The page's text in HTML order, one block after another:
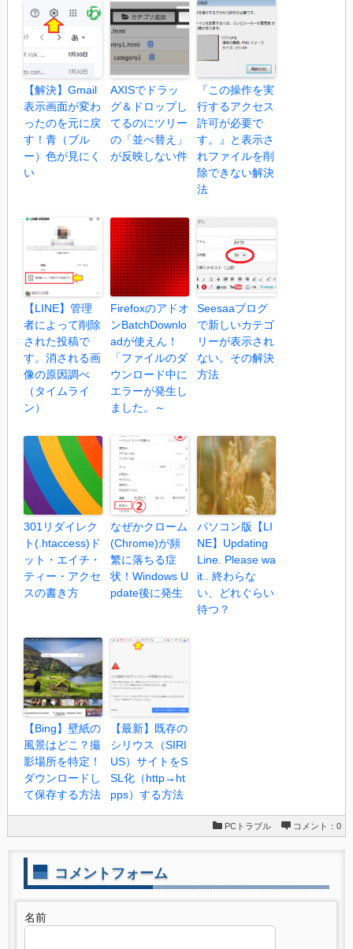
【解決】Gmail
表示画面が変わ
ったのを元に戻
す！青（ブル
ー）色が見にく
い
AXISでドラッ
グ＆ドロップし
てるのにツリー
の「並べ替え」
が反映しない件
『この操作を実
行するアクセス
許可が必要で
す。』と表示さ
れファイルを削
除できない解決
法
【LINE】管理
者によって削除
された投稿で
す。消される画
像の原因調べ
（タイムライ
ン）
Firefoxのアドオ
ンBatchDownlo
adが使えん！
「ファイルのダ
ウンロード中に
エラーが発生し
ました。～
Seesaaブログ
で新しいカテゴ
リーが表示され
ない。その解決
方法
301リダイレク
ト(.htaccess)ド
ット・エイチ・
ティー・アクセ
スの書き方
なぜかクローム
(Chrome)が頻
繁に落ちる症
状！Windows U
pdate後に発生
パソコン版【LI
NE】Updating
Line. Please wa
it.. 終わらな
い、どれぐらい
待つ？
【Bing】壁紙の
風景はどこ？撮
影場所を特定！
ダウンロードし
て保存する方法
【最新】既存の
シリウス（SIRI
US）サイトをS
SL化（http→ht
pps）する方法
PCトラブル コメント：0
コメントフォーム
名前